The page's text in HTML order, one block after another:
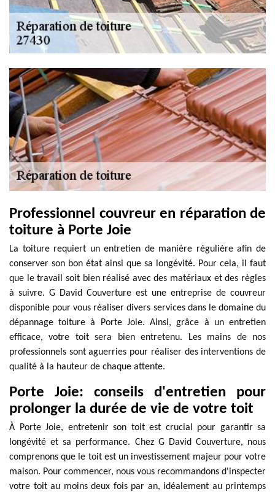
Professionnel couvreur en réparation de
toiture à Porte Joie
La toiture requiert un entretien de manière régulière afin de
conserver son bon état ainsi que sa longévité. Pour cela, il faut
que le travail soit bien réalisé avec des matériaux et des règles
à suivre. G David Couverture est une entreprise de couvreur
disponible pour vous réaliser divers services dans le domaine du
dépannage toiture à Porte Joie. Ainsi, grâce à un entretien
efficace, votre toit sera bien entretenu. Les mains de nos
professionnels sont aguerries pour réaliser des interventions de
qualité à la hauteur de chaque attente.
Porte Joie: conseils d'entretien pour
prolonger la durée de vie de votre toit
À Porte Joie, entretenir son toit est crucial pour garantir sa
longévité et sa performance. Chez G David Couverture, nous
comprenons que le toit est un investissement majeur pour votre
maison. Pour commencer, nous vous recommandons d'inspecter
votre toit au moins deux fois par an, idéalement au printemps